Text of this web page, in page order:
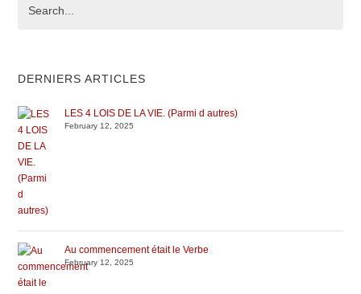
DERNIERS ARTICLES
LES 4 LOIS DE LA VIE. (Parmi d autres)
February 12, 2025
Au commencement était le Verbe
February 12, 2025